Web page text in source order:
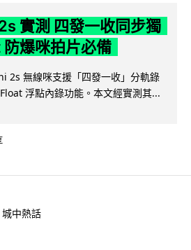
實測 四發一收同步獨
爆咪拍片必備
2s 無線咪支援「四發一收」分軌錄
浮點內錄功能。本文經實測其...
城中熱話